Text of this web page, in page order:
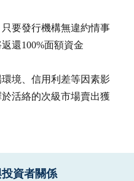
要發行機構無違約情事
還100%面額資金
境、信用利差等因素影
活絡的次級市場賣出獲
資者關係